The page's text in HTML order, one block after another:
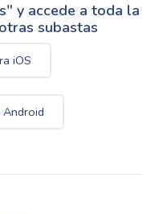
y accede a toda la
subastas
iOS